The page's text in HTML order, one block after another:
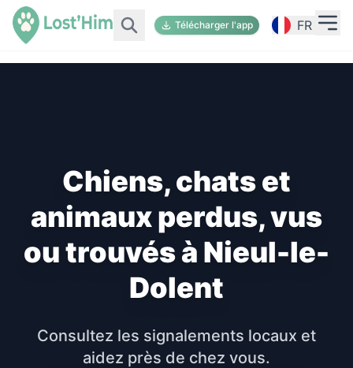
Télécharger l'app FR
Chiens, chats et
animaux perdus, vus
ou trouvés à Nieul-le-
Dolent
Consultez les signalements locaux et
aidez près de chez vous.